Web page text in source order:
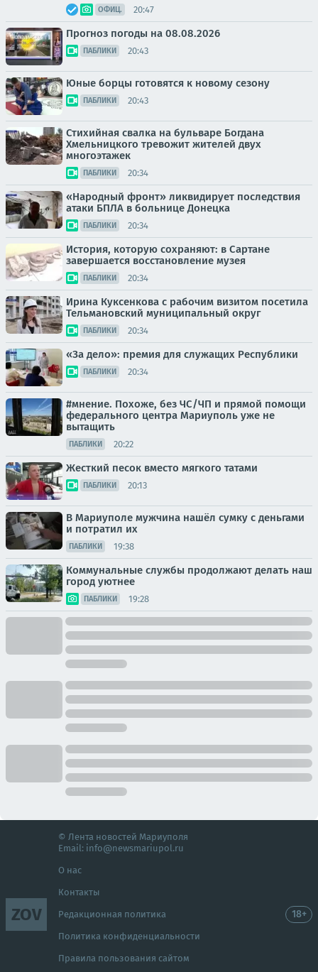
ОФИЦ. 20:47
Прогноз погоды на 08.08.2026
ПАБЛИКИ 20:43
Юные борцы готовятся к новому сезону
ПАБЛИКИ 20:43
Стихийная свалка на бульваре Богдана
Хмельницкого тревожит жителей двух
многоэтажек
ПАБЛИКИ 20:34
«Народный фронт» ликвидирует последствия
атаки БПЛА в больнице Донецка
ПАБЛИКИ 20:34
История, которую сохраняют: в Сартане
завершается восстановление музея
ПАБЛИКИ 20:34
Ирина Куксенкова с рабочим визитом посетила
Тельмановский муниципальный округ
ПАБЛИКИ 20:34
«За дело»: премия для служащих Республики
ПАБЛИКИ 20:34
#мнение. Похоже, без ЧС/ЧП и прямой помощи
федерального центра Мариуполь уже не
вытащить
ПАБЛИКИ 20:22
Жесткий песок вместо мягкого татами
ПАБЛИКИ 20:13
В Мариуполе мужчина нашёл сумку с деньгами
и потратил их
ПАБЛИКИ 19:38
Коммунальные службы продолжают делать наш
город уютнее
ПАБЛИКИ 19:28
ZOV
© Лента новостей Мариуполя
Email: info@newsmariupol.ru
О нас
Контакты
Редакционная политика
Политика конфиденциальности
Правила пользования сайтом
18+